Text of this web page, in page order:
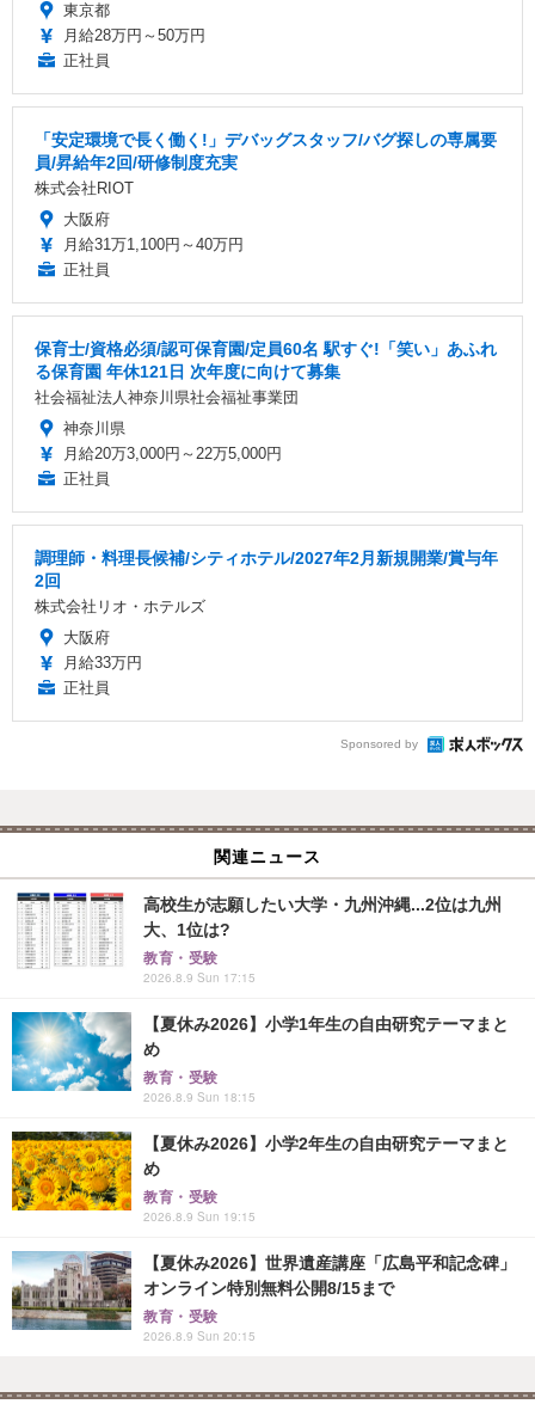
東京都
月給28万円～50万円
正社員
「安定環境で長く働く!」デバッグスタッフ/バグ探しの専属要
員/昇給年2回/研修制度充実
株式会社RIOT
大阪府
月給31万1,100円～40万円
正社員
保育士/資格必須/認可保育園/定員60名 駅すぐ!「笑い」あふれ
る保育園 年休121日 次年度に向けて募集
社会福祉法人神奈川県社会福祉事業団
神奈川県
月給20万3,000円～22万5,000円
正社員
調理師・料理長候補/シティホテル/2027年2月新規開業/賞与年
2回
株式会社リオ・ホテルズ
大阪府
月給33万円
正社員
Sponsored by
関連ニュース
高校生が志願したい大学・九州沖縄...2位は九州
大、1位は?
教育・受験
2026.8.9 Sun 17:15
【夏休み2026】小学1年生の自由研究テーマまと
め
教育・受験
2026.8.9 Sun 18:15
【夏休み2026】小学2年生の自由研究テーマまと
め
教育・受験
2026.8.9 Sun 19:15
【夏休み2026】世界遺産講座「広島平和記念碑」
オンライン特別無料公開8/15まで
教育・受験
2026.8.9 Sun 20:15